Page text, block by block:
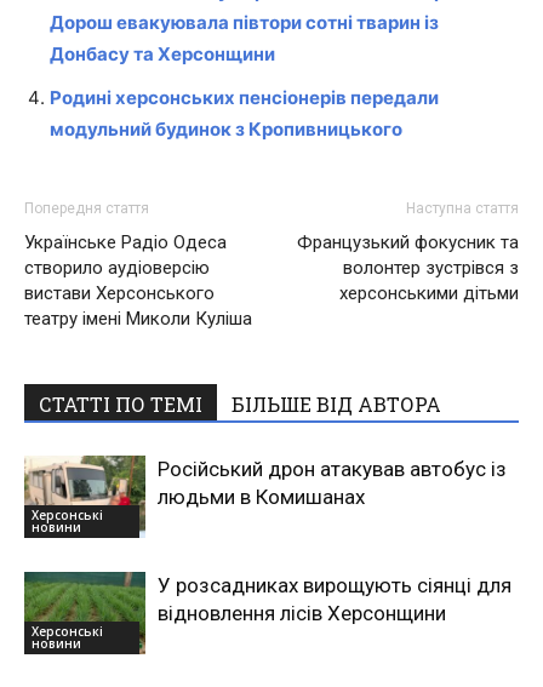
Дорош евaкуювалa півтори сотні твaрин із
Донбaсу та Херсонщини
Родині херсонських пенсіонерів передали
модульний будинок з Кропивницького
Попередня стаття
Українське Радіо Одеса
створило аудіоверсію
вистави Херсонського
театру імені Миколи Куліша
Наступна стаття
Французький фокусник та
волонтер зустрівся з
херсонськими дітьми
СТАТТІ ПО ТЕМІ БІЛЬШЕ ВІД АВТОРА
Херсонські
новини
Російський дрон атакував автобус із
людьми в Комишанах
Херсонські
новини
У розсадниках вирощують сіянці для
відновлення лісів Херсонщини